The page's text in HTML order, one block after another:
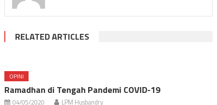
RELATED ARTICLES
OPINI
Ramadhan di Tengah Pandemi COVID-19
04/05/2020 LPM Husbandry